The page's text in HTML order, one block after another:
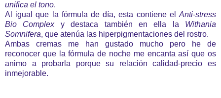
unifica el tono.
Al igual que la fórmula de día, esta contiene el Anti-stress
Bio Complexy destaca también en ella la Withania
Somnifera, que atenúa las hiperpigmentaciones del rostro.
Ambas cremas me han gustado mucho pero he de
reconocer que la fórmula de noche me encanta así que os
animo a probarla porque su relación calidad-precio es
inmejorable.